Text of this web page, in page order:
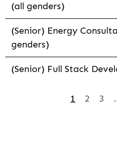
(all genders)
(Senior) Energy
genders)
(Senior) Full Stack
1 2 3